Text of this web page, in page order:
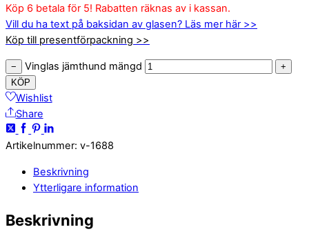
Köp 6 betala för 5! Rabatten räknas av i kassan.
Vill du ha text på baksidan av glasen? Läs mer här >>
Köp till presentförpackning >>
− Vinglas jämthund mängd
+
KÖP
Wishlist
Share
Artikelnummer: v-1688
Beskrivning
Ytterligare information
Beskrivning